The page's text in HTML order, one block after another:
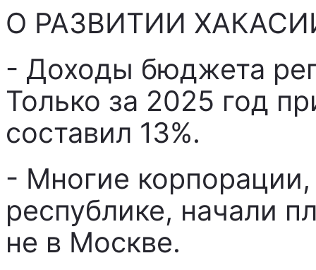
О РАЗВИТИИ
- Доходы бюджета
Только за 2025 год
составил 13%.
- Многие
республике, начали
не в Москве.